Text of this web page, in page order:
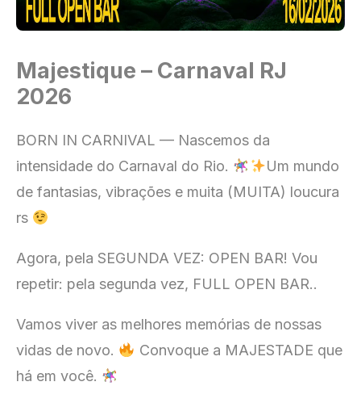
Majestique – Carnaval RJ
2026
BORN IN CARNIVAL — Nascemos da
intensidade do Carnaval do Rio.
Um mundo
de fantasias, vibrações e muita (MUITA) loucura
rs
Agora, pela SEGUNDA VEZ: OPEN BAR! Vou
repetir: pela segunda vez, FULL OPEN BAR..
Vamos viver as melhores memórias de nossas
vidas de novo.
Convoque a MAJESTADE que
há em você.